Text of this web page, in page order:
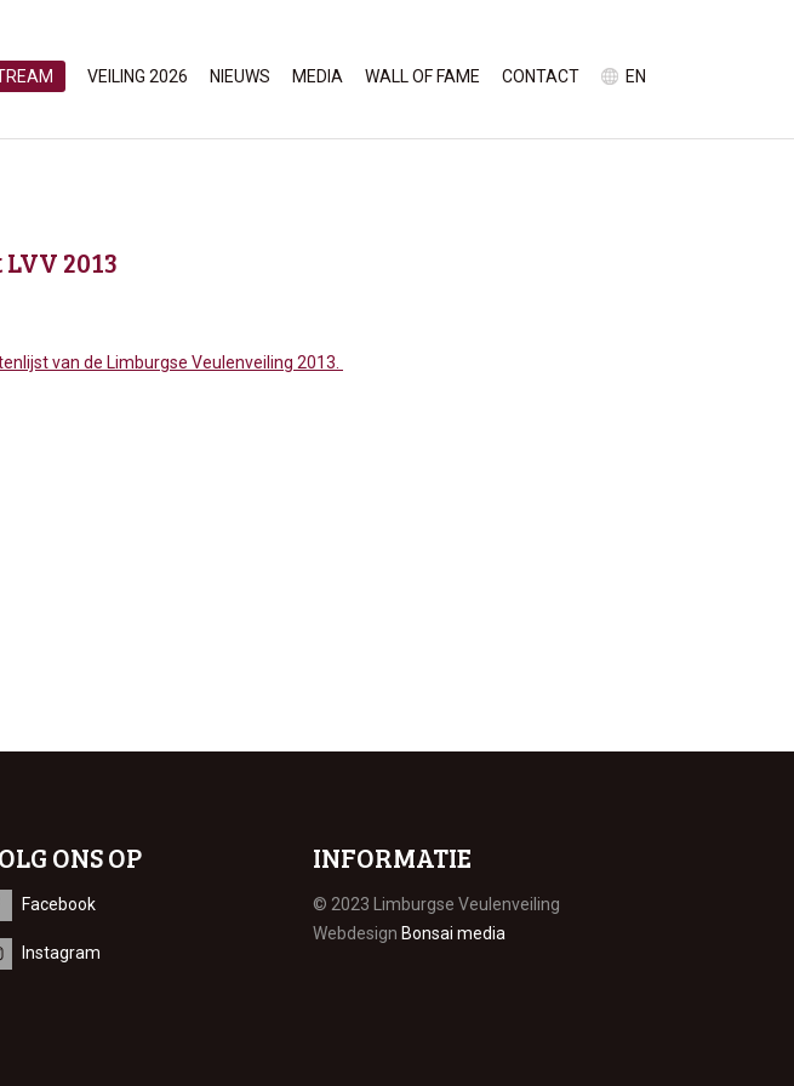
VEILING 2026 NIEUWS MEDIA WALL OF FAME CONTACT EN
2013
van de Limburgse Veulenveiling 2013.
ONS OP
Facebook
Instagram
INFORMATIE
© 2023 Limburgse Veulenveiling
Webdesign Bonsai media